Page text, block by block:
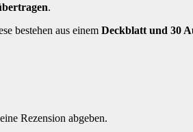
.
bestehen aus einem Deckblatt und 30
Rezension abgeben.